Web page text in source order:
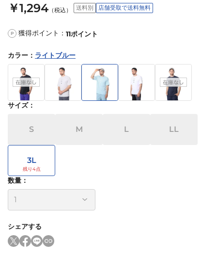
￥1,294 （税込） 送料別 店舗受取で送料無料
P 獲得ポイント： 11ポイント
カラー ： ライトブルー
サイズ：
S M L LL
3L
数量：
シェアする